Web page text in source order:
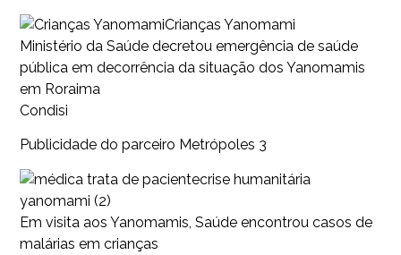
Crianças Yanomami
Ministério da Saúde decretou emergência de saúde
pública em decorrência da situação dos Yanomamis
em Roraima
Condisi
Publicidade do parceiro Metrópoles 3
crise humanitária
yanomami (2)
Em visita aos Yanomamis, Saúde encontrou casos de
malárias em crianças